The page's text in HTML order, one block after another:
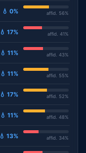
💧 0% affid. 56%
💧 17% affid. 41%
💧 11% affid. 43%
💧 11% affid. 55%
💧 17% affid. 52%
💧 11% affid. 48%
💧 13% affid. 34%